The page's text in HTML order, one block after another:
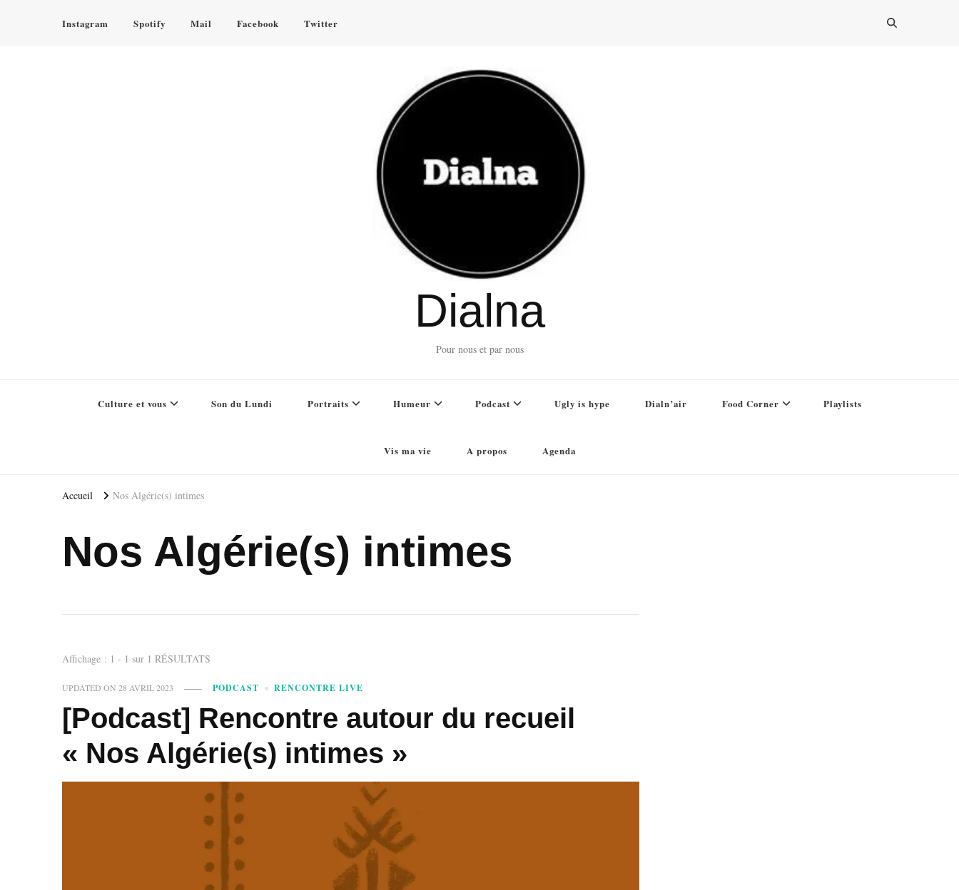
Instagram Spotify Mail Facebook Twitter
Dialna
Pour nous et par nous
Culture et vous Son du Lundi Portraits Humeur Podcast Ugly is hype Dialn’air Food Corner Playlists
Vis ma vie A propos Agenda
Accueil Nos Algérie(s) intimes
Nos Algérie(s) intimes
Affichage : 1 - 1 sur 1 RÉSULTATS
UPDATED ON28 AVRIL 2023 PODCAST RENCONTRE LIVE
[Podcast] Rencontre autour du recueil
« Nos Algérie(s) intimes »